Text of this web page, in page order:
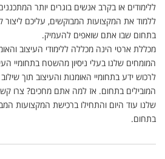
ללימודים או בקרב אנשים בוגרים יותר
ללמוד את המקצועות המבוקשים, עליכם ליצור
בתחום שבו אתם שואפים להעמיק.
מכללת ארטי הינה מכללה ללימודי העיצוב
המומחים שלנו בעלי ניסיון מהשטח בתחומיי
לרכוש ידע בתחומיי האומנות והעיצוב תוך
המובילים בתחום. אז למה אתם מחכים? צרו
שלנו עוד היום והתחילו ברכישת המקצועות
בתחום.